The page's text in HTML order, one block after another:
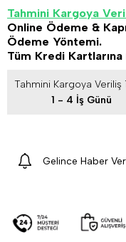
Tahmini Kargoya
Online Ödeme &
Ödeme Yöntemi.
Tüm Kredi Kartlarına
Tahmini Kargoya Veriliş
1 - 4 İş Günü
Gelince Haber Ver